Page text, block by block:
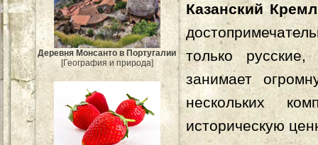
Деревня Монсанто в Португалии
[География и природа]
Казанский
только
занимает
нескольких
историческую